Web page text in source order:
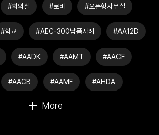
#회의실 #로비 #오픈형사무실
#학교 #AEC-300납품사례 #AA12D
#AADK #AAMT #AACF
#AACB #AAMF #AHDA